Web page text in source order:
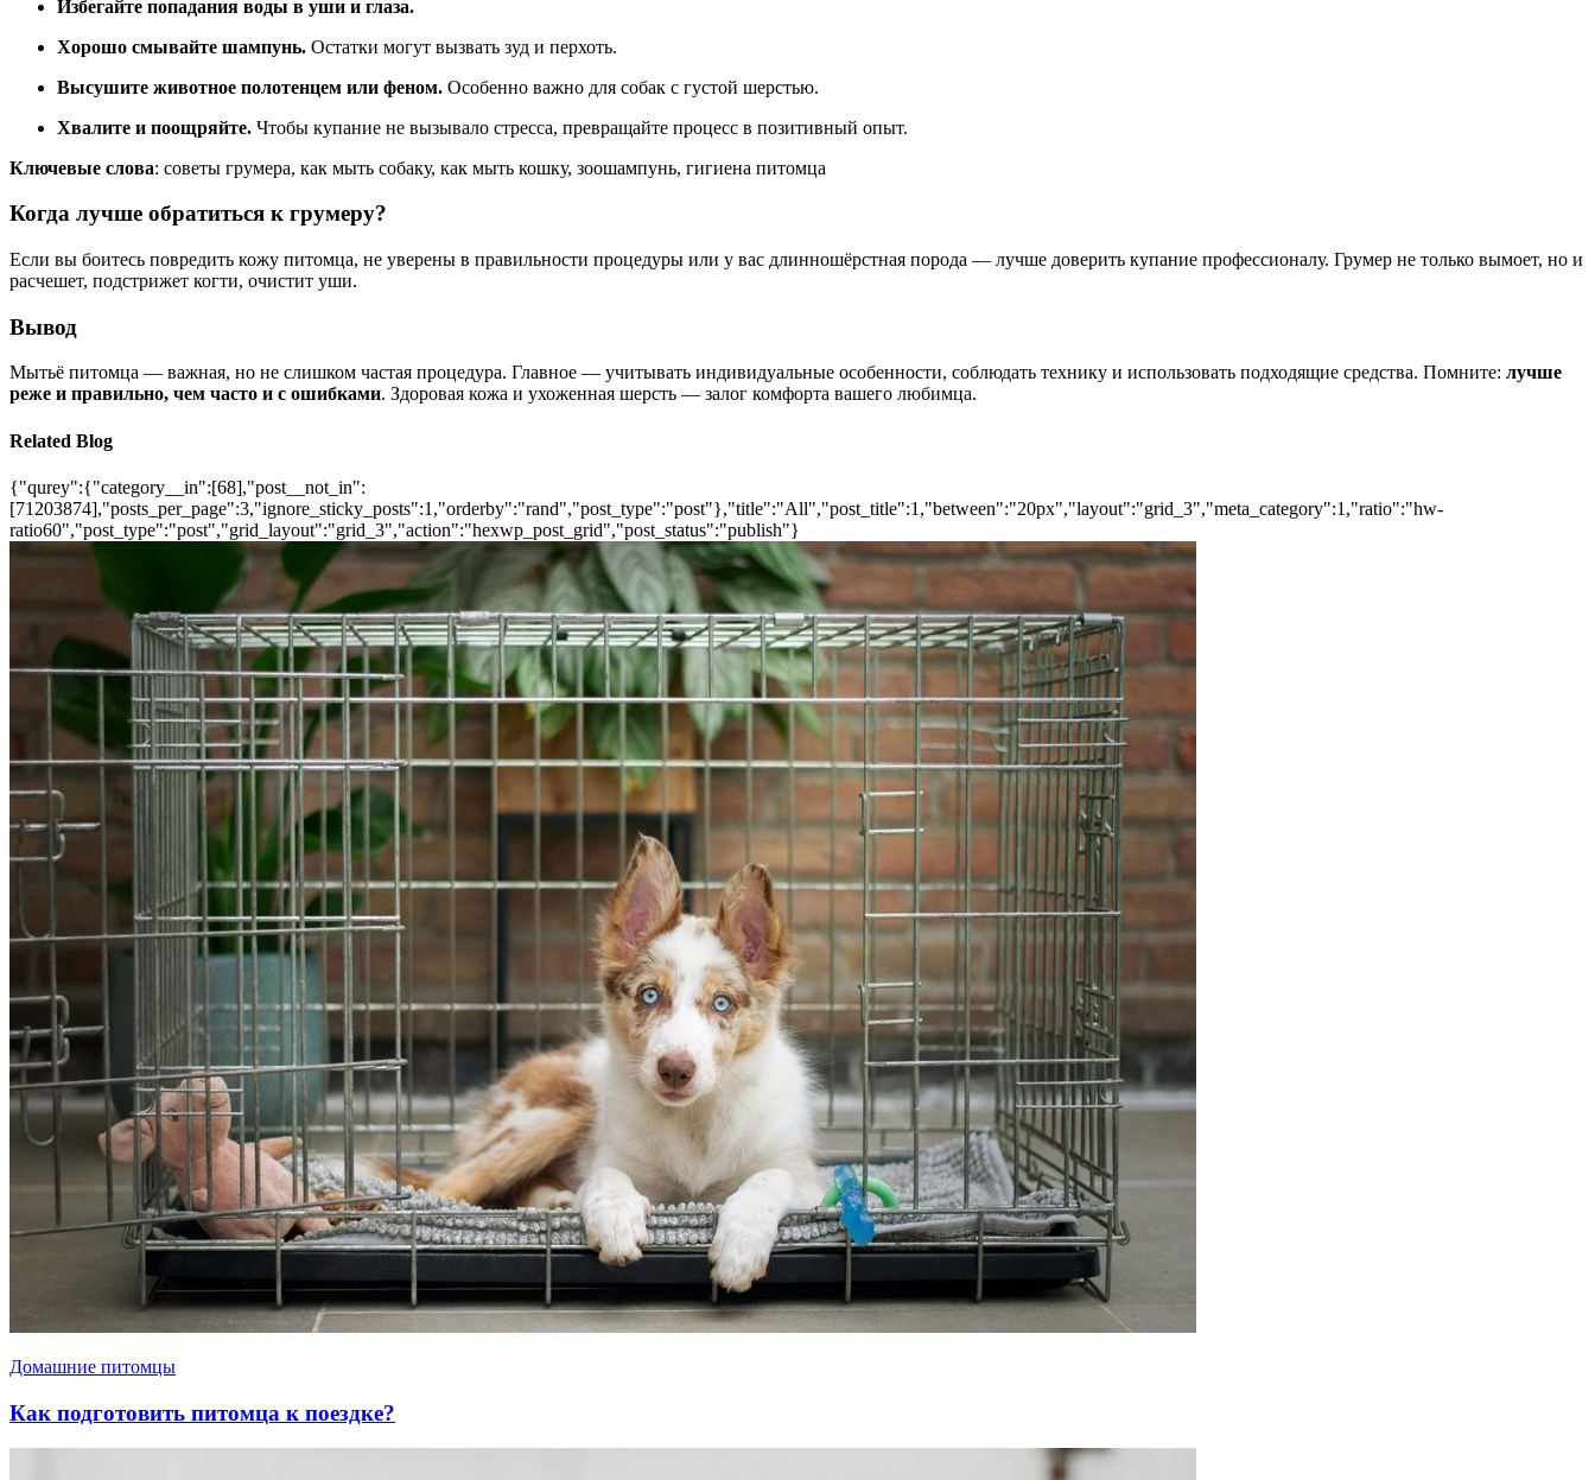
Избегайте попадания воды в уши и глаза.
Хорошо смывайте шампунь. Остатки могут вызвать зуд и перхоть.
Высушите животное полотенцем или феном. Особенно важно для собак с густой шерстью.
Хвалите и поощряйте. Чтобы купание не вызывало стресса, превращайте процесс в позитивный опыт.
Ключевые слова: советы грумера, как мыть собаку, как мыть кошку, зоошампунь, гигиена питомца
Когда лучше обратиться к грумеру?
Если вы боитесь повредить кожу питомца, не уверены в правильности процедуры или у вас длинношёрстная порода — лучше доверить купание профессионалу. Грумер не только вымоет, но и
расчешет, подстрижет когти, очистит уши.
Вывод
Мытьё питомца — важная, но не слишком частая процедура. Главное — учитывать индивидуальные особенности, соблюдать технику и использовать подходящие средства. Помните: лучше
реже и правильно, чем часто и с ошибками. Здоровая кожа и ухоженная шерсть — залог комфорта вашего любимца.
Related Blog
{"qurey":{"category__in":[68],"post__not_in":
[71203874],"posts_per_page":3,"ignore_sticky_posts":1,"orderby":"rand","post_type":"post"},"title":"All","post_title":1,"between":"20px","layout":"grid_3","meta_category":1,"ratio":"hw-
ratio60","post_type":"post","grid_layout":"grid_3","action":"hexwp_post_grid","post_status":"publish"}
Домашние питомцы
Как подготовить питомца к поездке?